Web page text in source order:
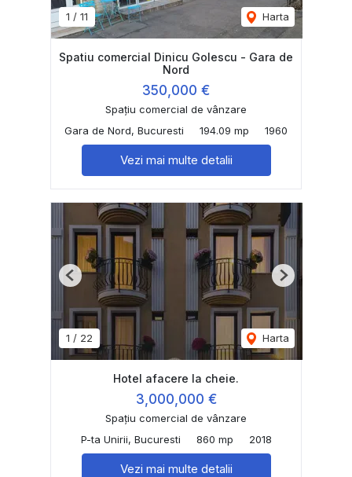
1 / 11 Harta
Spatiu comercial Dinicu Golescu - Gara de
Nord
350,000 €
Spațiu comercial de vânzare
Gara de Nord, Bucuresti
194.09 mp 1960
Vezi mai multe detalii
1 / 22 Harta
Previous Next
Hotel afacere la cheie.
3,000,000 €
Spațiu comercial de vânzare
P-ta Unirii, Bucuresti
860 mp 2018
Vezi mai multe detalii